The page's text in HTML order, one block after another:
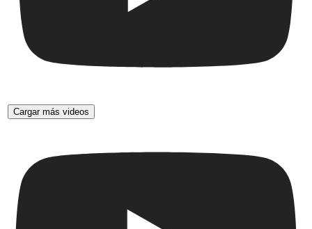
Cargar más videos